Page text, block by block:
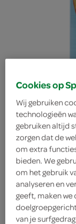
g'woon
lichte
g'woon
Cookies op
Wij gebruiken
technologieën
gebruiken altijd
zorgen dat de
om extra
bieden. We
om het gebruik
analyseren en
geeft, maken we
van je